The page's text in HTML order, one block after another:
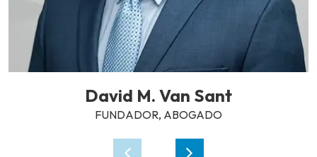
David M. Van Sant
FUNDADOR, ABOGADO